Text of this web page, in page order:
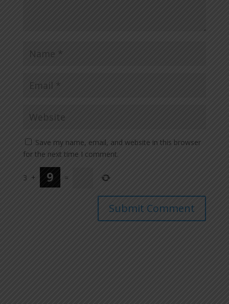
Save my name, email, and website in this browser
for the next time I comment.
3 + =